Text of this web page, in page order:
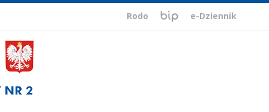
ePUAP,
VULCAN
Rodo
Biuletyn
Informacji
e-Dziennik